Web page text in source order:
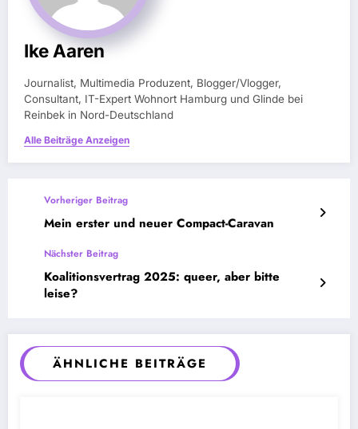
Ike Aaren
Journalist, Multimedia Produzent, Blogger/Vlogger,
Consultant, IT-Expert Wohnort Hamburg und Glinde bei
Reinbek in Nord-Deutschland
Alle Beiträge Anzeigen
Vorheriger Beitrag
Mein erster und neuer Compact-Caravan
Nächster Beitrag
Koalitionsvertrag 2025: queer, aber bitte
leise?
ÄHNLICHE BEITRÄGE